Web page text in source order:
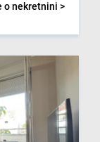
o nekretnini >